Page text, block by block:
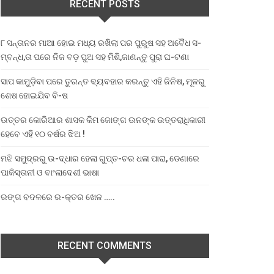
RECENT POSTS
୮ ସନ୍ତାନର ମାଆ ହୋଇ ମଧ୍ୟ ରଖିଲା ପର ପୁରୁଷ ସହ ଅବୈଧ ସ-
ମ୍ବନ୍ଧ,ତା ପରେ ନିଜ ବଡ଼ ପୁଅ ସହ ମିଶି,ଜାଣନ୍ତୁ ପୁରା ଘ-ଟଣା
ସାପ କାମୁଡ଼ିବା ପରେ ତୁରନ୍ତ ବ୍ୟବହାର କରନ୍ତୁ ଏହି ଜିନିଷ, ମୂଳରୁ
ଶେଷ ହୋଇଯିବ ବି-ଷ
ଉତ୍ତର କୋରିଆର ଶାସକ କିମ ଜୋଙ୍ଗ ଉନଙ୍କ ଉତ୍ତରାଧିକାରୀ
ହେବେ ଏହି ୧୦ ବର୍ଷର ଝିଅ !
ମଝି ସମୁଦ୍ରରୁ ଉ-ଦ୍ଧାର ହେଲା ଗୁପ୍ତ-ଚର ଧଳା ପାରା, ଡେଣାରେ
ପାକିସ୍ତାନୀ ଓ ବାଂଲାଦେଶୀ ଭାଷା
ରଙ୍ଗ ବଦଳରେ ର-କ୍ତର ଖେଳ …..
RECENT COMMENTS